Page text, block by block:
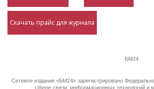
Скачать прайс для журнала
БМ24
Сетевое издание «БМ24» зарегистрировано
сфере связи, информационных технологий и